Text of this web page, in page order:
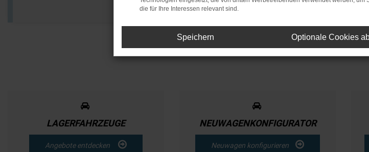
LAGERFAHRZEUGE
Angebote entdecken
NEUWAGENKONFIGURATOR
Neuwagen konfigurieren
die für Ihre Interessen relevant sind.
Speichern Optionale Cookies